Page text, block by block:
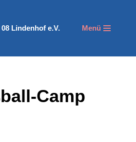
08 Lindenhof e.V. Menü
Camp